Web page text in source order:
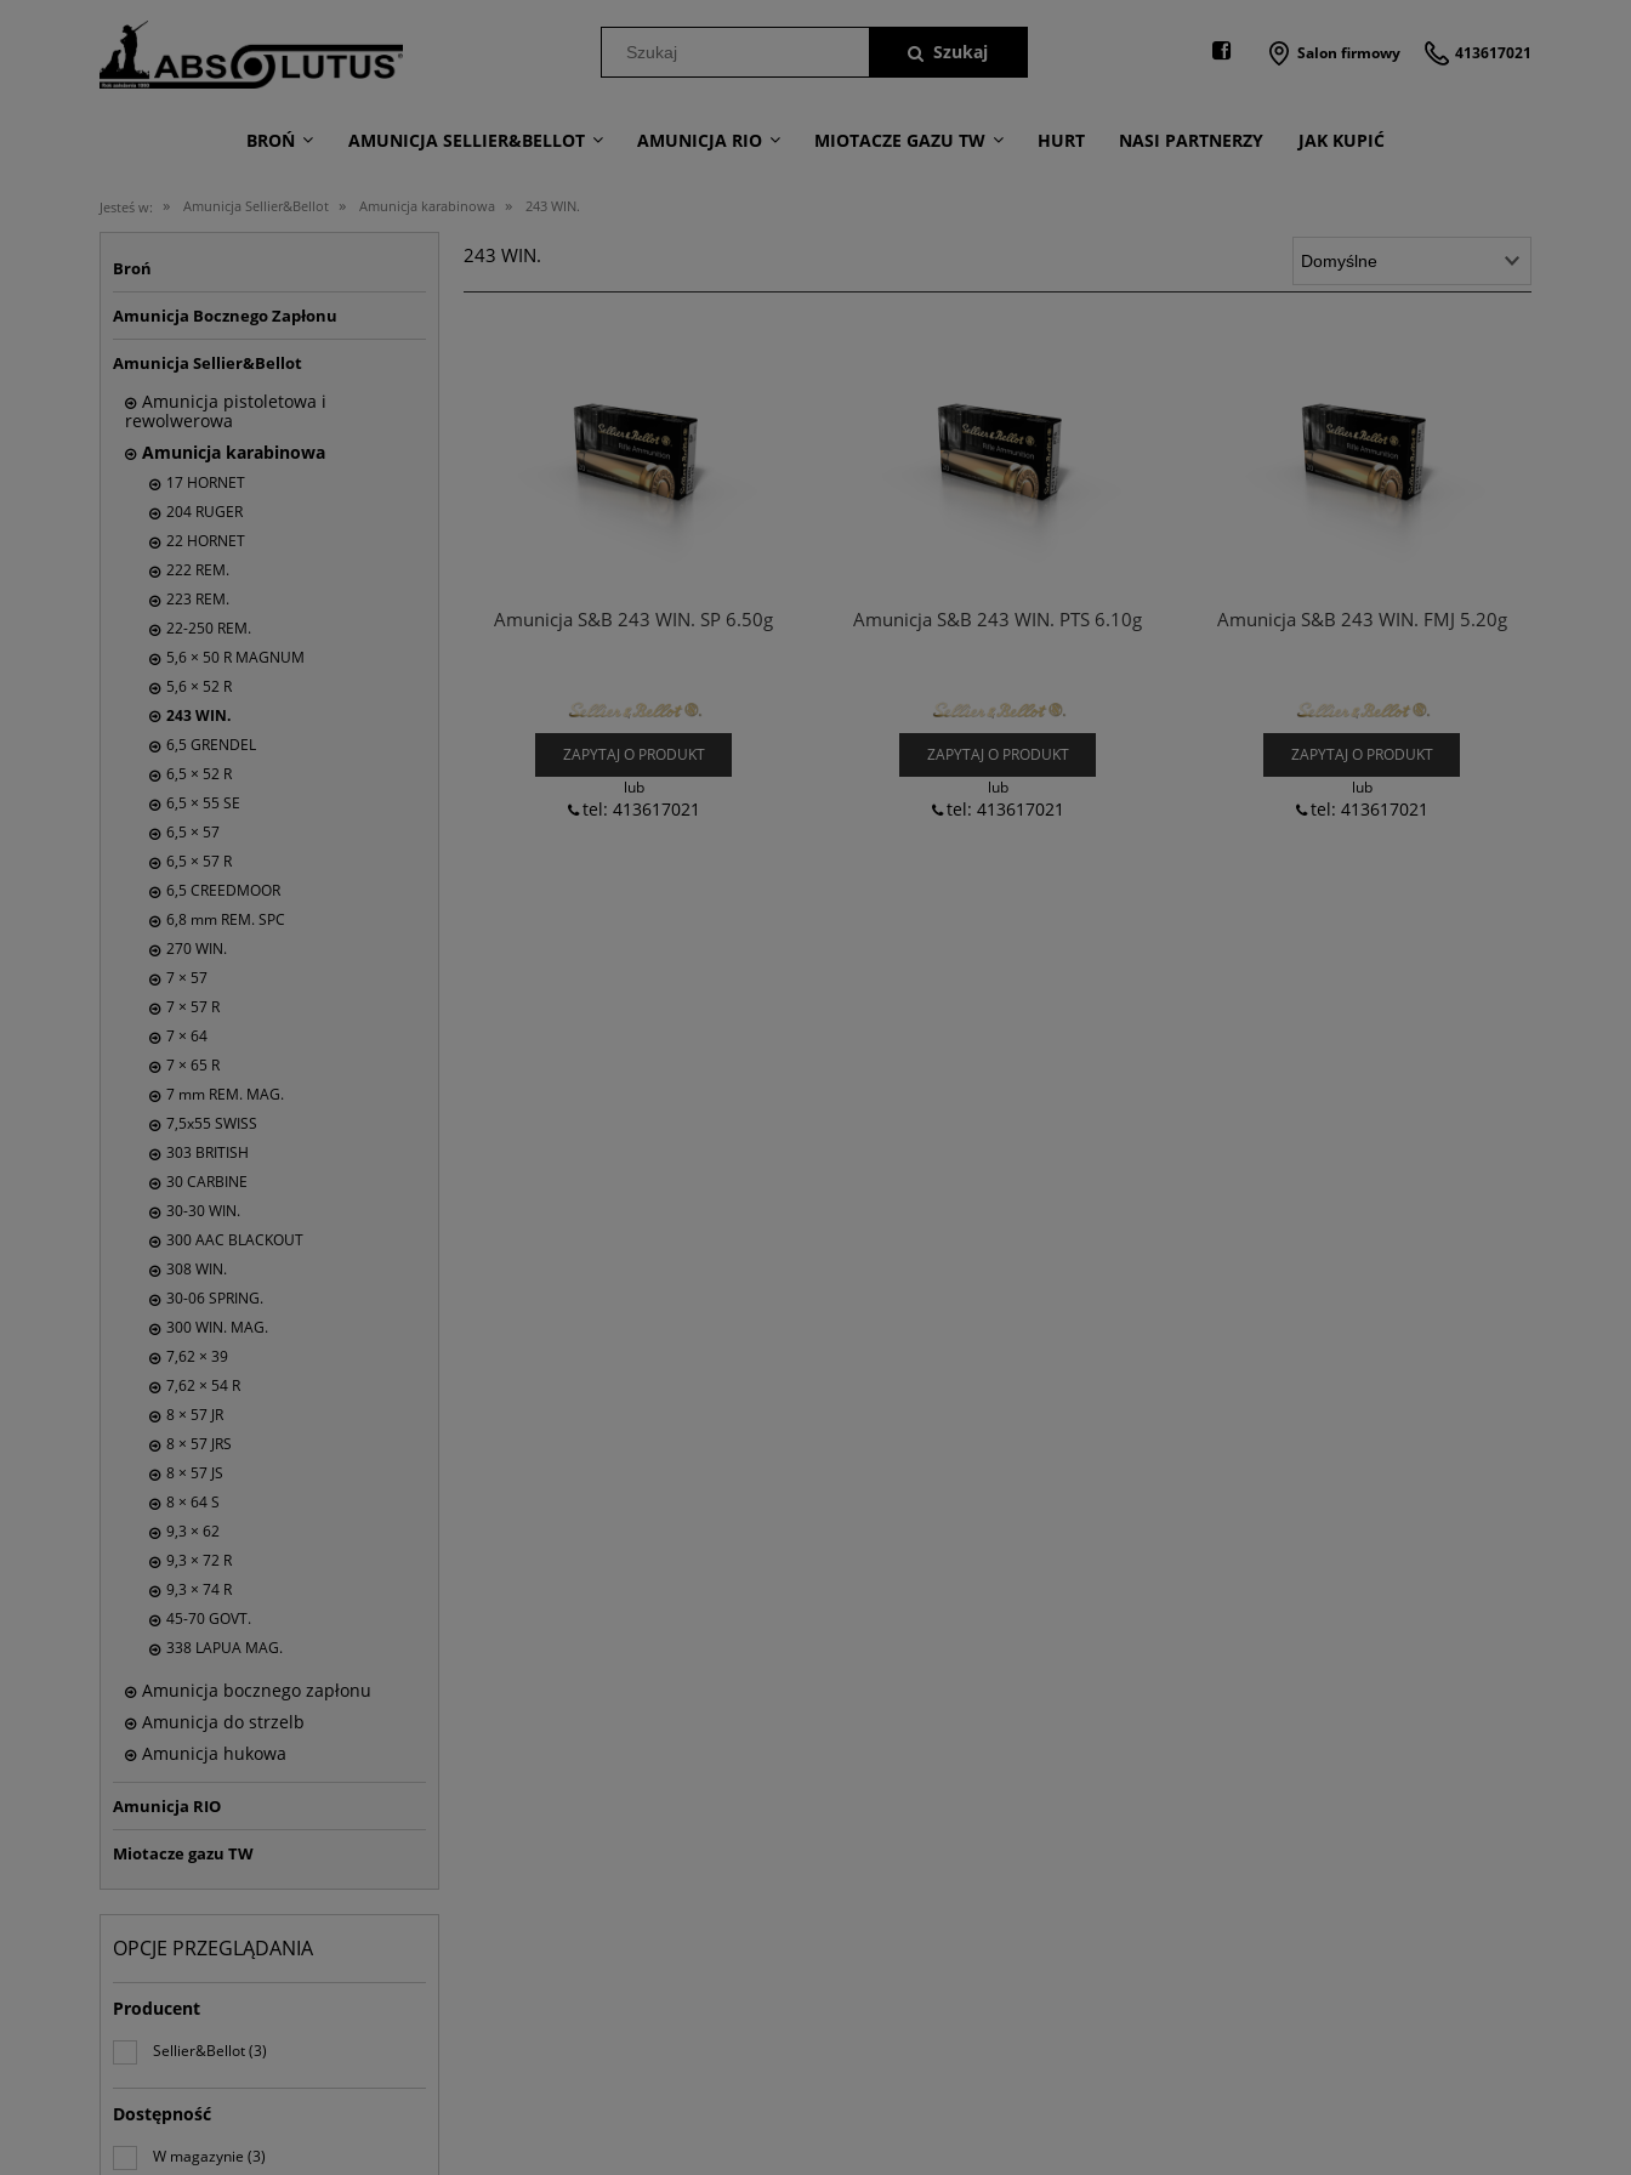
Salon firmowy 413617021
BROŃ AMUNICJA SELLIER&BELLOT AMUNICJA RIO MIOTACZE GAZU TW HURT NASI PARTNERZY JAK KUPIĆ
Jesteś w: » Amunicja Sellier&Bellot » Amunicja karabinowa » 243 WIN.
Broń
Amunicja Bocznego Zapłonu
Amunicja Sellier&Bellot
Amunicja pistoletowa i
rewolwerowa
Amunicja karabinowa
17 HORNET
204 RUGER
22 HORNET
222 REM.
223 REM.
22-250 REM.
5,6 × 50 R MAGNUM
5,6 × 52 R
243 WIN.
6,5 GRENDEL
6,5 × 52 R
6,5 × 55 SE
6,5 × 57
6,5 × 57 R
6,5 CREEDMOOR
6,8 mm REM. SPC
270 WIN.
7 × 57
7 × 57 R
7 × 64
7 × 65 R
7 mm REM. MAG.
7,5x55 SWISS
303 BRITISH
30 CARBINE
30-30 WIN.
300 AAC BLACKOUT
308 WIN.
30-06 SPRING.
300 WIN. MAG.
7,62 × 39
7,62 × 54 R
8 × 57 JR
8 × 57 JRS
8 × 57 JS
8 × 64 S
9,3 × 62
9,3 × 72 R
9,3 × 74 R
45-70 GOVT.
338 LAPUA MAG.
Amunicja bocznego zapłonu
Amunicja do strzelb
Amunicja hukowa
Amunicja RIO
Miotacze gazu TW
OPCJE PRZEGLĄDANIA
Producent
Sellier&Bellot(3)
Dostępność
W magazynie (3)
243 WIN.
Amunicja S&B 243 WIN. SP 6.50g
ZAPYTAJ O PRODUKT
lub
tel: 413617021
Amunicja S&B 243 WIN. PTS 6.10g
ZAPYTAJ O PRODUKT
lub
tel: 413617021
Amunicja S&B 243 WIN. FMJ 5.20g
ZAPYTAJ O PRODUKT
lub
tel: 413617021